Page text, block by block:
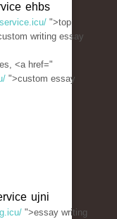
ehbs
">top
writing essay
<a href="
">custom essay
ujni
">essay writing